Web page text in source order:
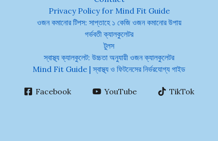
Privacy Policy for Mind Fit Guide
ওজন কমানোর টিপস: সাপ্তাহে ১ কেজি ওজন কমানোর উপায়
গর্ভবতী ক্যালকুলেটর
টুলস
স্বাস্থ্য ক্যালকুলেট: উচ্চতা অনুযায়ী ওজন ক্যালকুলেটর
Mind Fit Guide | স্বাস্থ্য ও ফিটনেসের নির্ভরযোগ্য গাইড
Facebook YouTube TikTok